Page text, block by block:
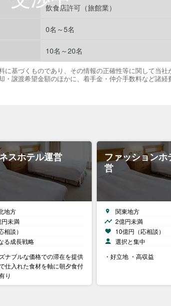
飲食店許可（旅館業）
0名～5名
10名～20名
基づくものであり、その情報の正確性等に関して当社
譲渡希望金額のほかに、着手金・仲介手数料など諸経
スホテル運営
地方
未満
相談）
る成長戦略
ナブルな価格での滞在を提供
仕入れた食材を軸に朝夕食付
り
ファッションホ
営
関東地方
2億円未満
10億円（応相談）
選択と集中
・好立地 ・高収益